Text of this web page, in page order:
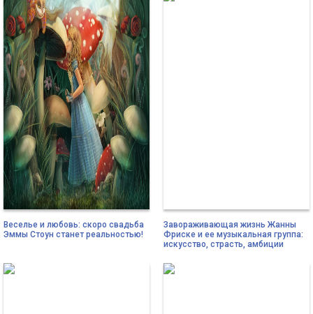
Веселье и любовь: скоро свадьба
Эммы Стоун станет реальностью!
Завораживающая жизнь Жанны
Фриске и ее музыкальная группа:
искусство, страсть, амбиции